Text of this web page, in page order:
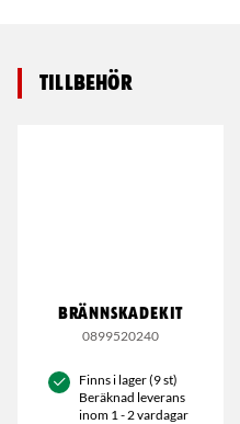
Tillbehör
BRÄNNSKADEKIT
0899520240
Finns i lager (9 st)
Beräknad leverans
inom 1 - 2 vardagar